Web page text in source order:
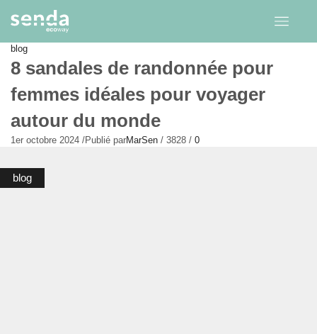
blog
8 sandales de randonnée pour
femmes idéales pour voyager
autour du monde
1er octobre 2024 /Publié parMarSen / 3828 / 0
blog